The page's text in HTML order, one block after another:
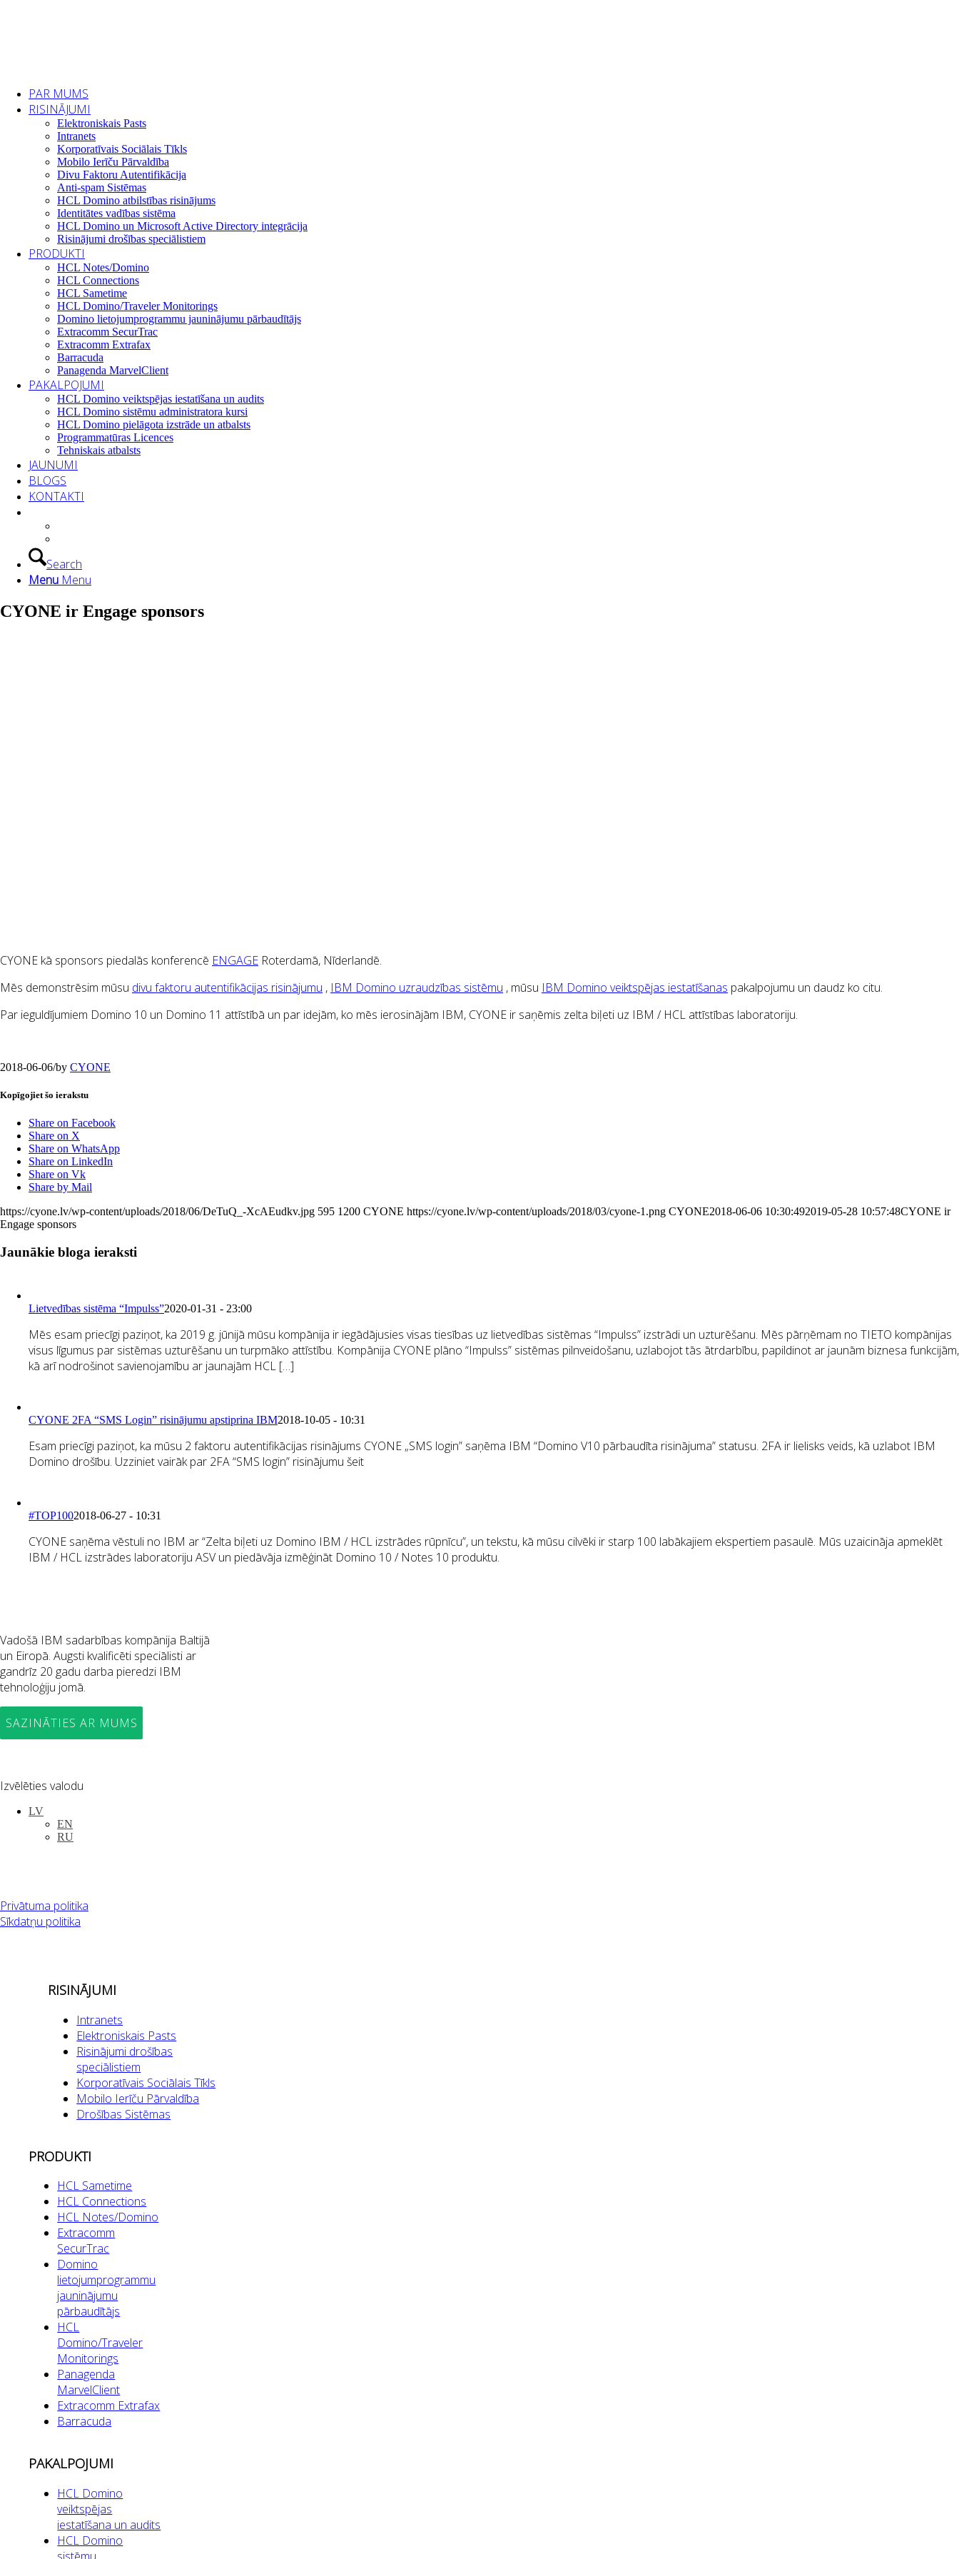
PAR MUMS
RISINĀJUMI
Elektroniskais Pasts
Intranets
Korporatīvais Sociālais Tīkls
Mobilo Ierīču Pārvaldība
Divu Faktoru Autentifikācija
Anti-spam Sistēmas
HCL Domino atbilstības risinājums
Identitātes vadības sistēma
HCL Domino un Microsoft Active Directory integrācija
Risinājumi drošības speciālistiem
PRODUKTI
HCL Notes/Domino
HCL Connections
HCL Sametime
HCL Domino/Traveler Monitorings
Domino lietojumprogrammu jauninājumu pārbaudītājs
Extracomm SecurTrac
Extracomm Extrafax
Barracuda
Panagenda MarvelClient
PAKALPOJUMI
HCL Domino veiktspējas iestatīšana un audits
HCL Domino sistēmu administratora kursi
HCL Domino pielāgota izstrāde un atbalsts
Programmatūras Licences
Tehniskais atbalsts
JAUNUMI
BLOGS
KONTAKTI
Search
Menu Menu
CYONE ir Engage sponsors
CYONE kā sponsors piedalās konferencē ENGAGE Roterdamā, Nīderlandē.
Mēs demonstrēsim mūsu divu faktoru autentifikācijas risinājumu , IBM Domino uzraudzības sistēmu , mūsu IBM Domino veiktspējas iestatīšanas pakalpojumu un daudz ko citu.
Par ieguldījumiem Domino 10 un Domino 11 attīstībā un par idejām, ko mēs ierosinājām IBM, CYONE ir saņēmis zelta biļeti uz IBM / HCL attīstības laboratoriju.
2018-06-06/by CYONE
Kopīgojiet šo ierakstu
Share on Facebook
Share on X
Share on WhatsApp
Share on LinkedIn
Share on Vk
Share by Mail
https://cyone.lv/wp-content/uploads/2018/06/DeTuQ_-XcAEudkv.jpg 595 1200 CYONE https://cyone.lv/wp-content/uploads/2018/03/cyone-1.png CYONE2018-06-06 10:30:492019-05-28 10:57:48CYONE ir
Engage sponsors
Jaunākie bloga ieraksti
Lietvedības sistēma “Impulss”2020-01-31 - 23:00
Mēs esam priecīgi paziņot, ka 2019 g. jūnijā mūsu kompānija ir iegādājusies visas tiesības uz lietvedības sistēmas “Impulss” izstrādi un uzturēšanu. Mēs pārņēmam no TIETO kompānijas
visus līgumus par sistēmas uzturēšanu un turpmāko attīstību. Kompānija CYONE plāno “Impulss” sistēmas pilnveidošanu, uzlabojot tās ātrdarbību, papildinot ar jaunām biznesa funkcijām,
kā arī nodrošinot savienojamību ar jaunajām HCL […]
CYONE 2FA “SMS Login” risinājumu apstiprina IBM2018-10-05 - 10:31
Esam priecīgi paziņot, ka mūsu 2 faktoru autentifikācijas risinājums CYONE „SMS login” saņēma IBM “Domino V10 pārbaudīta risinājuma” statusu. 2FA ir lielisks veids, kā uzlabot IBM
Domino drošību. Uzziniet vairāk par 2FA “SMS login” risinājumu šeit
#TOP1002018-06-27 - 10:31
CYONE saņēma vēstuli no IBM ar “Zelta biļeti uz Domino IBM / HCL izstrādes rūpnīcu”, un tekstu, kā mūsu cilvēki ir starp 100 labākajiem ekspertiem pasaulē. Mūs uzaicināja apmeklēt
IBM / HCL izstrādes laboratoriju ASV un piedāvāja izmēģināt Domino 10 / Notes 10 produktu.
Vadošā IBM sadarbības kompānija Baltijā
un Eiropā. Augsti kvalificēti speciālisti ar
gandrīz 20 gadu darba pieredzi IBM
tehnoloģiju jomā.
SAZINĀTIES AR MUMS
Izvēlēties valodu
LV
EN
RU
Privātuma politika
Sīkdatņu politika
RISINĀJUMI
Intranets
Elektroniskais Pasts
Risinājumi drošības
speciālistiem
Korporatīvais Sociālais Tīkls
Mobilo Ierīču Pārvaldība
Drošības Sistēmas
PRODUKTI
HCL Sametime
HCL Connections
HCL Notes/Domino
Extracomm
SecurTrac
Domino
lietojumprogrammu
jauninājumu
pārbaudītājs
HCL
Domino/Traveler
Monitorings
Panagenda
MarvelClient
Extracomm Extrafax
Barracuda
PAKALPOJUMI
HCL Domino
veiktspējas
iestatīšana un audits
HCL Domino